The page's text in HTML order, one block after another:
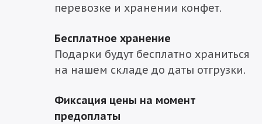
перевозке и хранении конфет.
Бесплатное хранение
Подарки будут бесплатно храниться
на нашем складе до даты отгрузки.
Фиксация цены на момент
предоплаты